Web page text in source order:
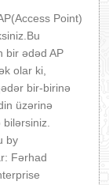
Point)
bir ədəd AP
olar ki,
bir-birinə
üzərinə
by
Fərhad